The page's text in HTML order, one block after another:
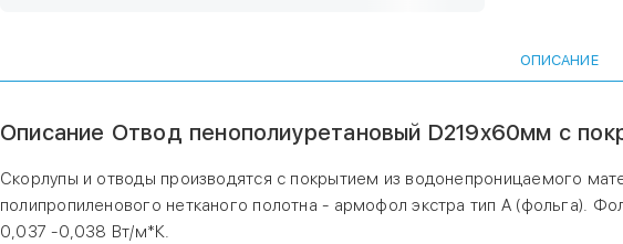
монтаже
ОПИСАНИЕ
Описание Отвод пенополиуретановый D219х60мм с
Скорлупы и отводы производятся с покрытием из водонепроницаемого
полипропиленового нетканого полотна - армофол экстра тип А (фольга).
0,037 -0,038 Вт/м*К.